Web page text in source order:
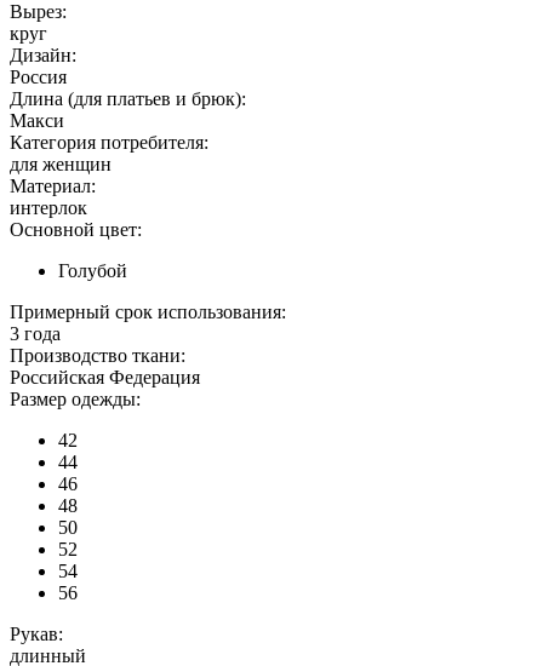
Вырез:
круг
Дизайн:
Россия
Длина (для платьев и брюк):
Макси
Категория потребителя:
для женщин
Материал:
интерлок
Основной цвет:
Голубой
Примерный срок использования:
3 года
Производство ткани:
Российская Федерация
Размер одежды:
42
44
46
48
50
52
54
56
Рукав:
длинный